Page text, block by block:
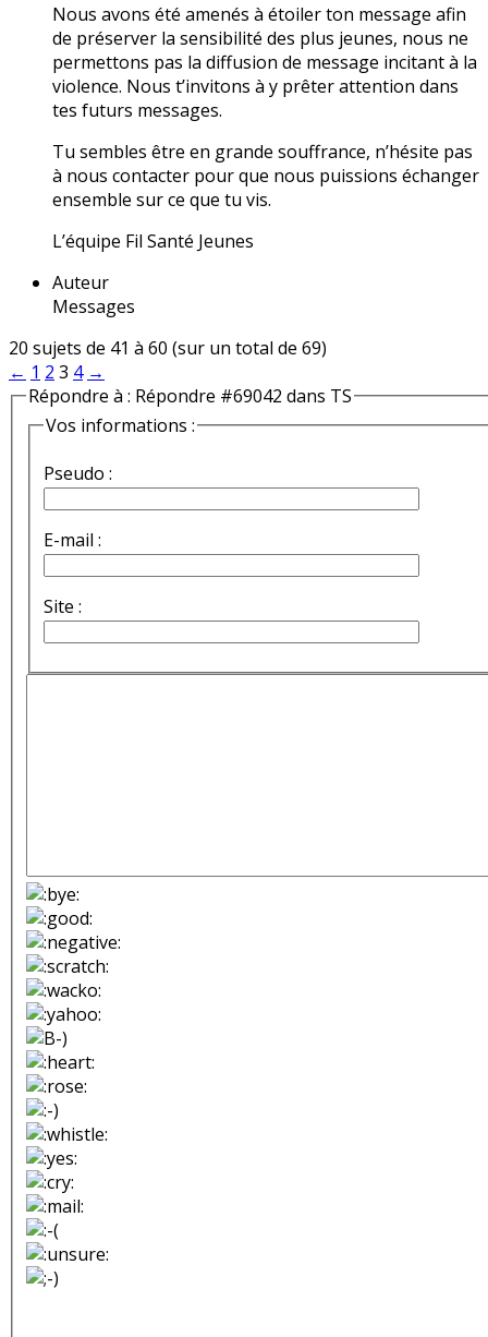
Nous avons été amenés à étoiler ton message afin
de préserver la sensibilité des plus jeunes, nous ne
permettons pas la diffusion de message incitant à la
violence. Nous t’invitons à y prêter attention dans
tes futurs messages.
Tu sembles être en grande souffrance, n’hésite pas
à nous contacter pour que nous puissions échanger
ensemble sur ce que tu vis.
L’équipe Fil Santé Jeunes
Auteur
Messages
20 sujets de 41 à 60 (sur un total de 69)
← 1 2 3 4 →
Répondre à : Répondre #69042 dans TS
Vos informations :
Pseudo :
E-mail :
Site :